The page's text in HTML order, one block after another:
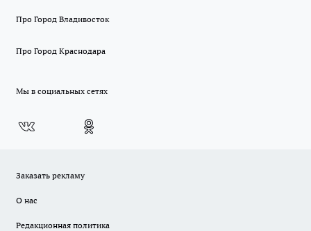
Про Город Владивосток
Про Город Краснодара
Мы в социальных сетях
Заказать рекламу
О нас
Редакционная политика